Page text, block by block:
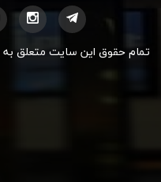
تمام حقوق این سایت متعلق به